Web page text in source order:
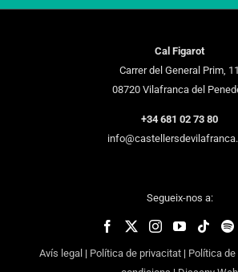
Cal Figarot
Carrer del General Prim, 11
08720 Vilafranca del
+34 681 02 73 80
Segueix-nos a:
Avís legal| Política de privacitat| Política